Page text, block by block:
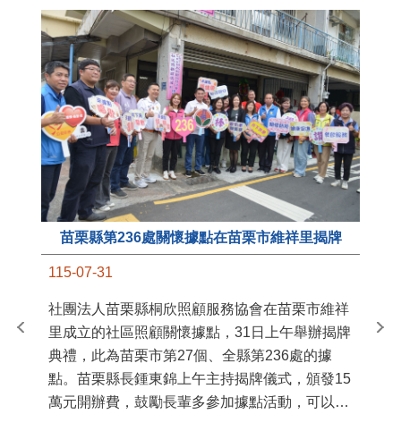
苗栗縣第236處關懷據點在苗栗市維祥里揭牌
115-07-31
社團法人苗栗縣桐欣照顧服務協會在苗栗市維祥
里成立的社區照顧關懷據點，31日上午舉辦揭牌
典禮，此為苗栗市第27個、全縣第236處的據
點。苗栗縣長鍾東錦上午主持揭牌儀式，頒發15
萬元開辦費，鼓勵長輩多參加據點活動，可以更
苗